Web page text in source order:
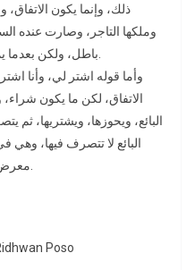
ذلك، وإنما يكون الاتفاق،
وملكها التاجر، وصارت عنده
باطل، ولكن بعدما يملكها، ويشتريها؛ يكون البيع بعد ذلك.
وأما قوله اشتر لي، وأنا
الاتفاق، لكن ما يكون شراء،
البائع، ويحوزها، ويشتريها، ثم
البائع لا تتصرف فيها، وهي
معرض آخر، إلى بيتك، ثم تصرف بعد ذلك.
Poso